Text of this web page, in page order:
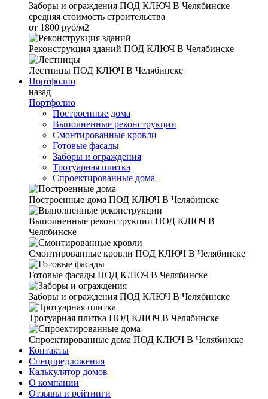
Заборы и ограждения ПОД КЛЮЧ В Челябинске
средняя стоимость строительства
от 1800 руб/м2
Реконструкция зданий ПОД КЛЮЧ В Челябинске
Лестницы ПОД КЛЮЧ В Челябинске
Портфолио
назад
Портфолио
Построенные дома
Выполненные реконструкции
Смонтированные кровли
Готовые фасады
Заборы и ограждения
Тротуарная плитка
Спроектированные дома
Построенные дома ПОД КЛЮЧ В Челябинске
Выполненные реконструкции ПОД КЛЮЧ В
Челябинске
Смонтированные кровли ПОД КЛЮЧ В Челябинске
Готовые фасады ПОД КЛЮЧ В Челябинске
Заборы и ограждения ПОД КЛЮЧ В Челябинске
Тротуарная плитка ПОД КЛЮЧ В Челябинске
Спроектированные дома ПОД КЛЮЧ В Челябинске
Контакты
Спецпредложения
Калькулятор домов
О компании
Отзывы и рейтинги